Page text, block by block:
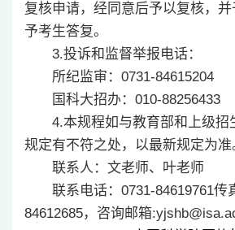
复核申请，经同意后予以复核，
予考生答复。
3.投诉和监督举报电话：
所纪监审：0731-84615204
国科大招办：010-88256433
4.本规程如与教育部和上级招
规定有不符之处，以最新规定为准
联系人：文老师、叶老师
联系电话：0731-84619761
84612685，咨询邮箱